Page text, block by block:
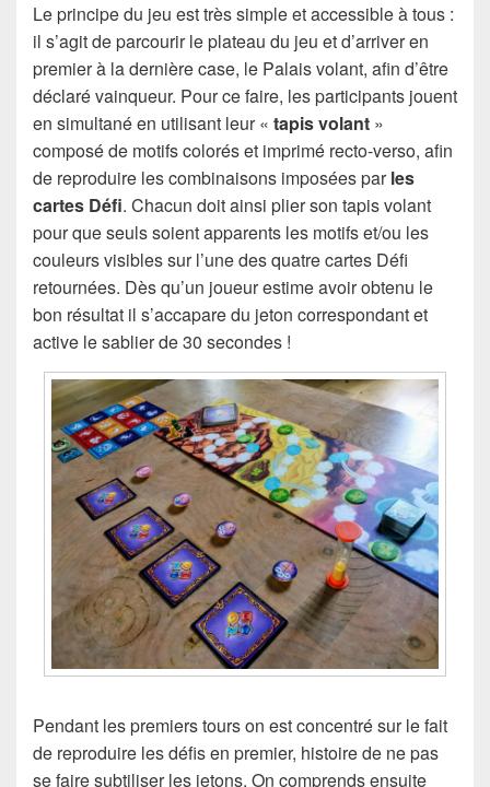
Le principe du jeu est très simple et accessible à tous :
il s’agit de parcourir le plateau du jeu et d’arriver en
premier à la dernière case, le Palais volant, afin d’être
déclaré vainqueur. Pour ce faire, les participants jouent
en simultané en utilisant leur « tapis volant »
composé de motifs colorés et imprimé recto-verso, afin
de reproduire les combinaisons imposées parles
cartes Défi. Chacun doit ainsi plier son tapis volant
pour que seuls soient apparents les motifs et/ou les
couleurs visibles sur l’une des quatre cartes Défi
retournées. Dès qu’un joueur estime avoir obtenu le
bon résultat il s’accapare du jeton correspondant et
active le sablier de 30 secondes !
Pendant les premiers tours on est concentré sur le fait
de reproduire les défis en premier, histoire de ne pas
se faire subtiliser les jetons. On comprends ensuite